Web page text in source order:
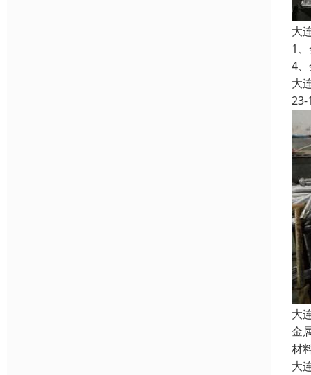
大
1
4
大
23-
大
金
材
大